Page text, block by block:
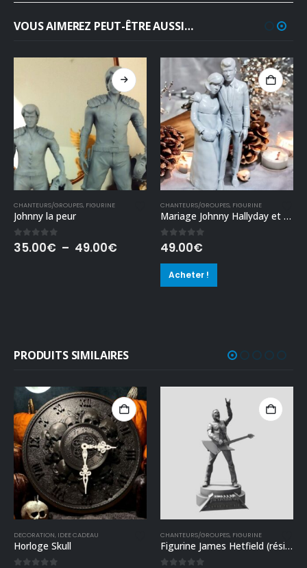
VOUS AIMEREZ PEUT-ÊTRE AUSSI…
Ce produit a plusieurs variations. Les options peuvent être choisies sur la page du produit
CHANTEURS/GROUPES, FIGURINE
Johnny la peur
0out of 5
35.00€ – 49.00€
CHANTEURS/GROUPES, FIGURINE
Mariage Johnny Hallyday et Sylvie Vartan
0out of 5
49.00€
Acheter !
PRODUITS SIMILAIRES
DECORATION, IDEE CADEAU
Horloge Skull
CHANTEURS/GROUPES, FIGURINE
Figurine James Hetfield (résine)